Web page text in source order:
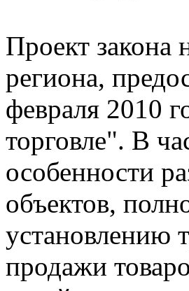
Проект закона
региона,
февраля 2010
торговле". В
особенности
объектов,
установлению
продажи